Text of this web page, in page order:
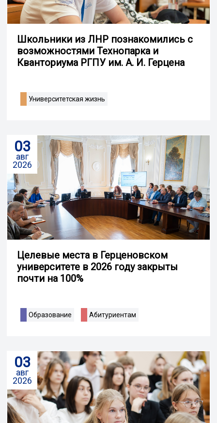
Школьники из ЛНР познакомились с
возможностями Технопарка и
Кванториума РГПУ им. А. И. Герцена
Университетская жизнь
03
авг
2026
Целевые места в Герценовском
университете в 2026 году закрыты
почти на 100%
Образование Абитуриентам
03
авг
2026